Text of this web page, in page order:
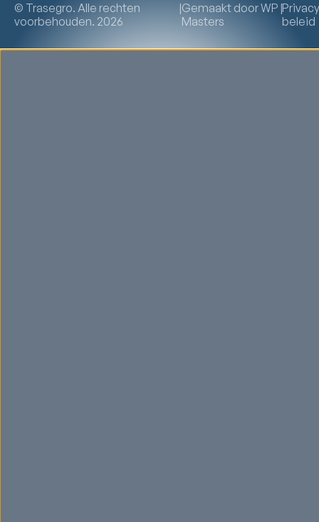
© Trasegro. Alle rechten
voorbehouden. 2026
|Gemaakt doorWP
Masters
|
beleid